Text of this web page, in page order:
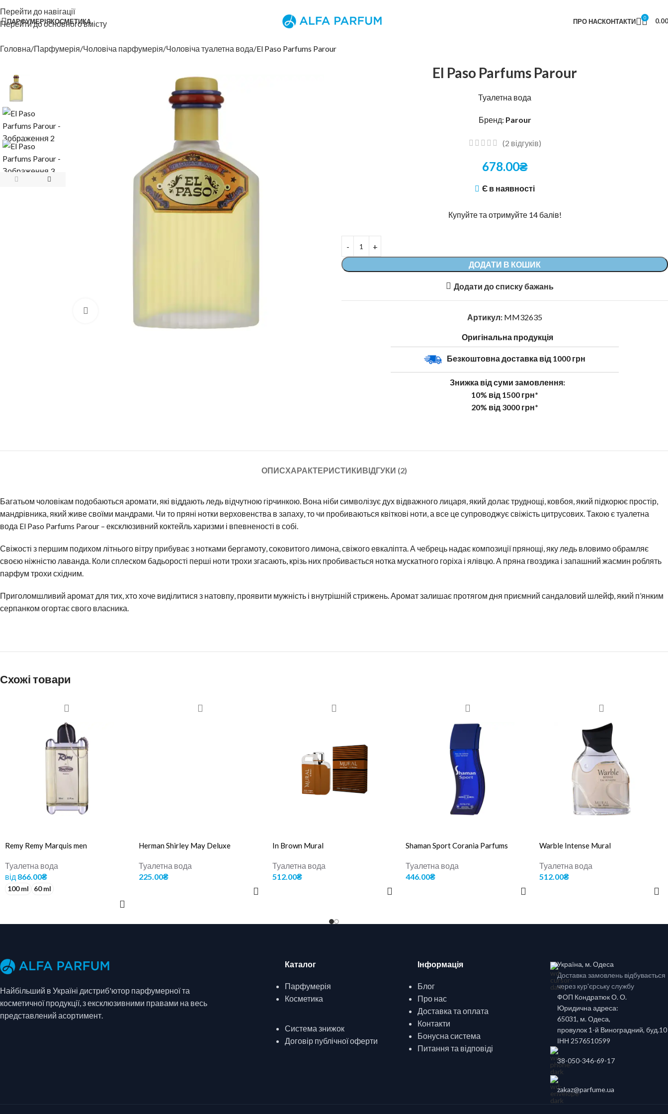
Перейти до навігації
Перейти до основного вмісту
ПАРФУМЕРІЯКОСМЕТИКА ПРО НАСКОНТАКТИ 0 0.00
Головна Парфумерія Чоловіча парфумерія Чоловіча туалетна вода El Paso Parfums Parour
El Paso Parfums Parour
Туалетна вода
Бренд: Parour
(2 відгуків)
678.00₴
Є в наявності
Купуйте та отримуйте 14 балів!
ДОДАТИ В КОШИК
Додати до списку бажань
Артикул: MM32635
Оригінальна продукція
Безкоштовна доставка від 1000 грн
Знижка від суми замовлення:
10% від 1500 грн*
20% від 3000 грн*
ОПИСХАРАКТЕРИСТИКИВІДГУКИ (2)
Багатьом чоловікам подобаються аромати, які віддають ледь відчутною гірчинкою. Вона ніби символізує дух відважного лицаря, який долає труднощі, ковбоя, який підкорює простір,
мандрівника, який живе своїми мандрами. Чи то пряні нотки верховенства в запаху, то чи пробиваються квіткові ноти, а все це супроводжує свіжість цитрусових. Такою є туалетна
вода El Paso Parfums Parour – ексклюзивний коктейль харизми і впевненості в собі.
Свіжості з першим подихом літнього вітру прибуває з нотками бергамоту, соковитого лимона, свіжого евкаліпта. А чебрець надає композиції прянощі, яку ледь вловимо обрамляє
своєю ніжністю лаванда. Коли сплеском бадьорості перші ноти трохи згасають, крізь них пробивається нотка мускатного горіха і ялівцю. А пряна гвоздика і запашний жасмин роблять
парфум трохи східним.
Приголомшливий аромат для тих, хто хоче виділитися з натовпу, проявити мужність і внутрішній стрижень. Аромат залишає протягом дня приємний сандаловий шлейф, який п’янким
серпанком огортає свого власника.
Схожі товари
Remy Remy Marquis men
Туалетна вода
від 866.00₴
100 ml 60 ml
Herman Shirley May Deluxe
Туалетна вода
225.00₴
In Brown Mural
Туалетна вода
512.00₴
Shaman Sport Corania Parfums
Туалетна вода
446.00₴
Warble Intense Mural
Туалетна вода
512.00₴
Найбільший в Україні дистриб'ютор парфумерної та
косметичної продукції, з ексклюзивними правами на весь
представлений асортимент.
Каталог
Парфумерія
Косметика
Система знижок
Договір публічної оферти
Інформація
Блог
Про нас
Доставка та оплата
Контакти
Бонусна система
Питання та відповіді
Україна, м. Одеса
Доставка замовлень відбувається
через кур'єрську службу
ФОП Кондратюк О. О.
Юридична адреса:
65031, м. Одеса,
провулок 1-й Виноградний, буд.10
ІНН 2576510599
38-050-346-69-17
zakaz@parfume.ua